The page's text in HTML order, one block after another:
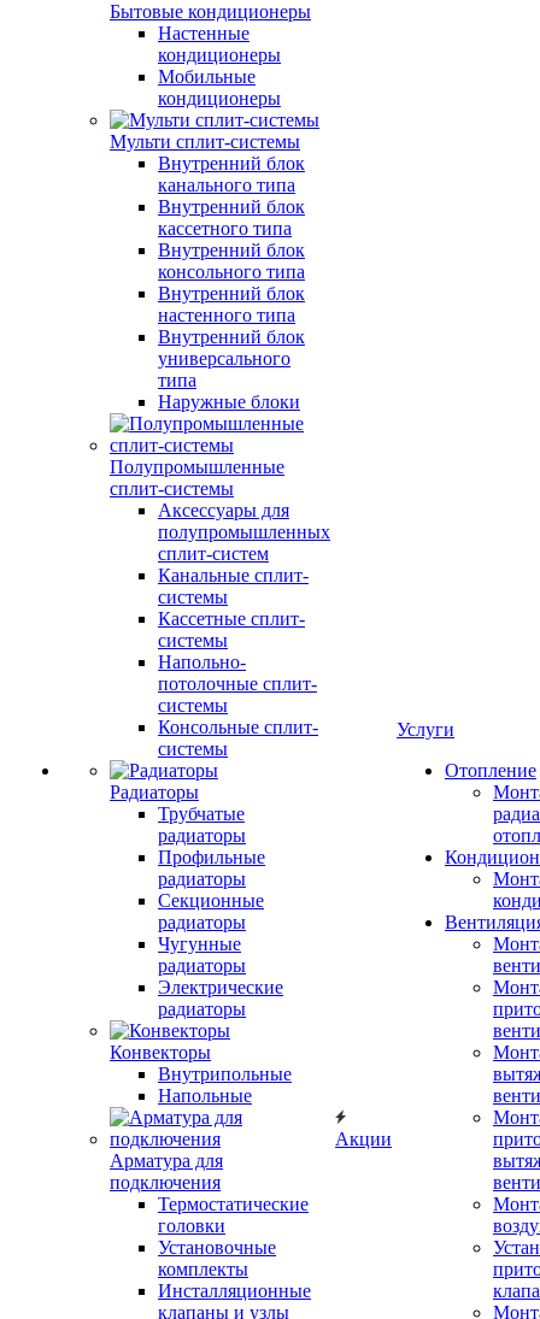
Бытовые кондиционеры
Настенные
кондиционеры
Мобильные
кондиционеры
Мульти сплит-системы
Внутренний блок
канального типа
Внутренний блок
кассетного типа
Внутренний блок
консольного типа
Внутренний блок
настенного типа
Внутренний блок
универсального
типа
Наружные блоки
Полупромышленные
сплит-системы
Аксессуары для
полупромышленных
сплит-систем
Канальные сплит-
системы
Кассетные сплит-
системы
Напольно-
потолочные сплит-
системы
Консольные сплит-
системы
Радиаторы
Трубчатые
радиаторы
Профильные
радиаторы
Секционные
радиаторы
Чугунные
радиаторы
Электрические
радиаторы
Конвекторы
Внутрипольные
Напольные
Арматура для
подключения
Термостатические
головки
Установочные
комплекты
Инсталляционные
клапаны и узлы
Акции
Услуги
Отопление